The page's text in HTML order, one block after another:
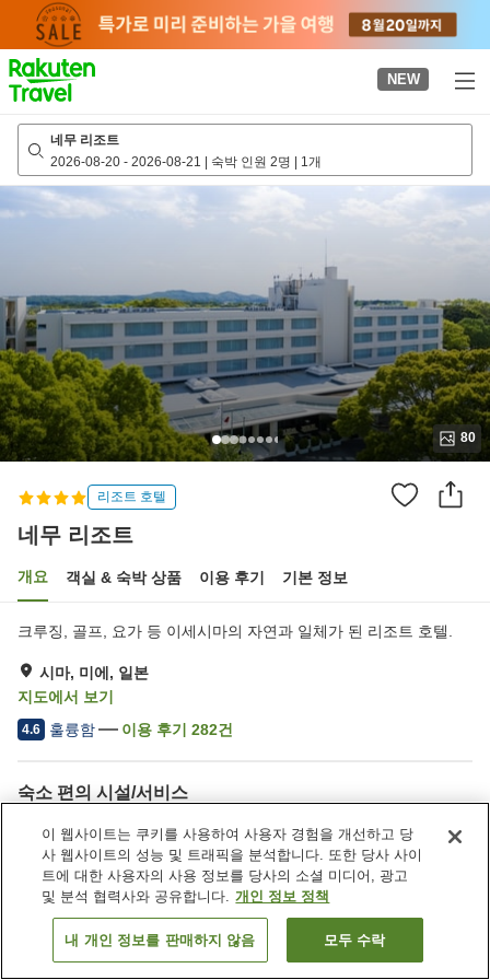
page
NEW
네무 리조트
2026-08-20 - 2026-08-21 | 숙박 인원 2명 | 1개
80
리조트 호텔
네무 리조트
개요 객실 & 숙박 상품 이용 후기 기본 정보
크루징, 골프, 요가 등 이세시마의 자연과 일체가 된 리조트 호텔.
시마, 미에, 일본
지도에서 보기
4.6 훌륭함 이용 후기 282건
숙소 편의 시설/서비스
Wi-Fi
건물 내에 온천 있음
라운지
지정된 흡연 공간
일본 미에 시마 네무 리조트
객실 보기
이 웹사이트는 쿠키를 사용하여 사용자 경험을 개선하고 당
사 웹사이트의 성능 및 트래픽을 분석합니다. 또한 당사 사이
트에 대한 사용자의 사용 정보를 당사의 소셜 미디어, 광고
및 분석 협력사와 공유합니다. 개인 정보 정책
내 개인 정보를 판매하지 않음 모두 수락